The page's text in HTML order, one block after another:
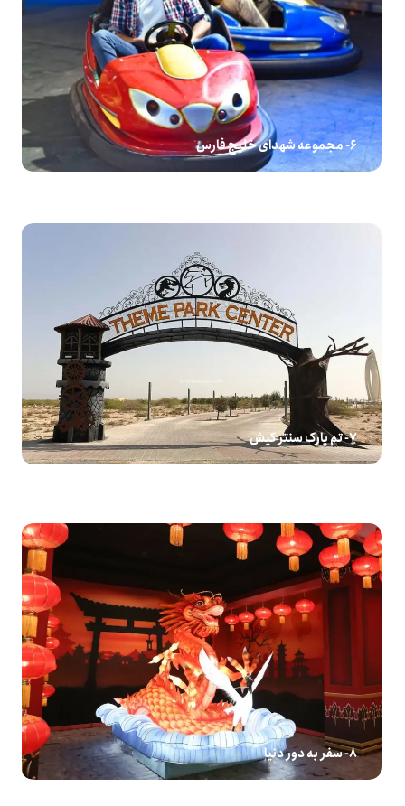
6- مجموعه شهدای خلیج فارس
7- تم پارک سنتر کیش
8- سفر به دور دنیا